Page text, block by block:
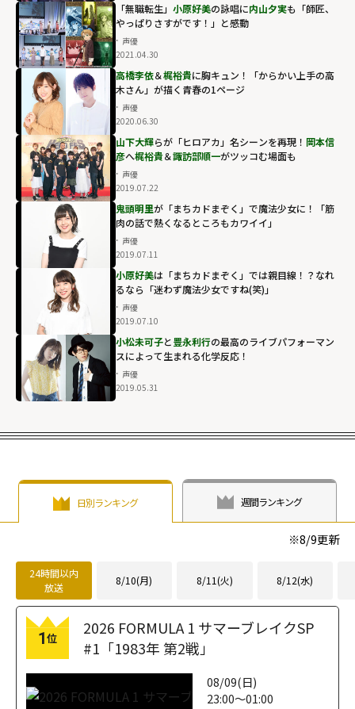
「無職転生」 小原好美の詠唱に内山夕実も「師匠、
やっぱりさすがです！」と感動
声優
2021.04.30
高橋李依＆梶裕貴に胸キュン！「からかい上手の高
木さん」が描く青春の1ページ
声優
2020.06.30
山下大輝らが「ヒロアカ」名シーンを再現！ 岡本信
彦へ梶裕貴＆諏訪部順一がツッコむ場面も
声優
2019.07.22
鬼頭明里が「まちカドまぞく」で魔法少女に！「筋
肉の話で熱くなるところもカワイイ」
声優
2019.07.11
小原好美は「まちカドまぞく」では親目線！？なれ
るなら「迷わず魔法少女ですね(笑)」
声優
2019.07.10
小松未可子と豊永利行の最高のライブパフォーマン
スによって生まれる化学反応！
声優
2019.05.31
日別ランキング 週間ランキング
※8/9更新
24時間以内
放送
8/10(月) 8/11(火) 8/12(水)
1位
2026 FORMULA 1 サマーブレイクSP
#1「1983年 第2戦」
08/09(日)
23:00～01:00